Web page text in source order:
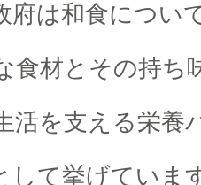
府は和食につい
食材とその持ち
活を支える栄養
して挙げていま